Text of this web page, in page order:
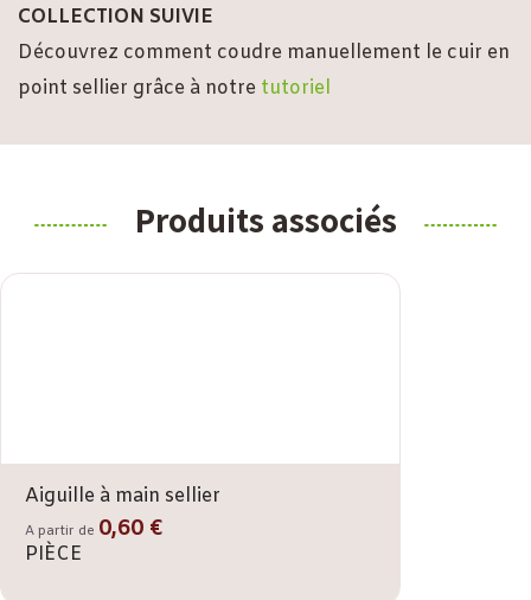
COLLECTION SUIVIE
Découvrez comment coudre manuellement le cuir en
point sellier grâce à notre tutoriel
Produits associés
Aiguille à main sellier
A partir de 0,60 €
PIÈCE